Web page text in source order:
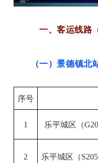
一、客运线路
（一）景德镇北
序号
1 乐平城区（G
2 乐平城区（S